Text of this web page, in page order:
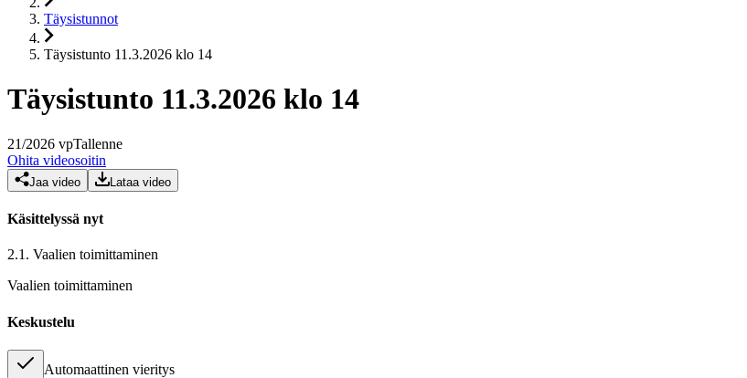
Täysistunnot
Täysistunto 11.3.2026 klo 14
Täysistunto 11.3.2026 klo 14
21/2026 vpTallenne
Ohita videosoitin
Jaa video Lataa video
Käsittelyssä nyt
2.1. Vaalien toimittaminen
Vaalien toimittaminen
Keskustelu
Automaattinen vieritys